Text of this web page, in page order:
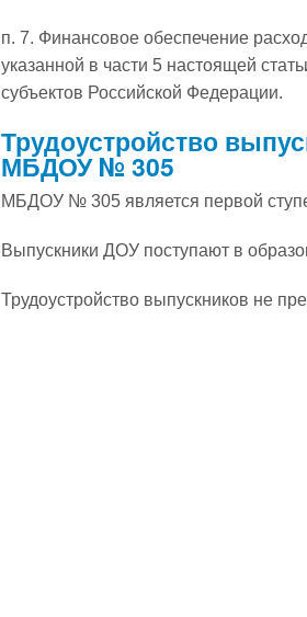
п. 7. Финансовое обеспечение
указанной в части 5 настоящей
субъектов Российской Федерации.
Трудоустройство
МБДОУ № 305
МБДОУ № 305 является первой
Выпускники ДОУ поступают в
Трудоустройство выпускников не